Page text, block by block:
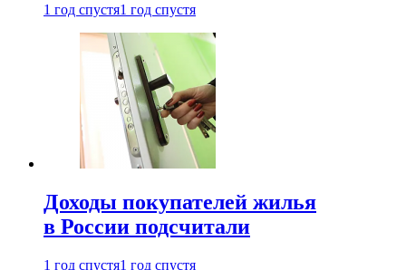
1 год спустя1 год спустя
Доходы покупателей жилья
в России подсчитали
1 год спустя1 год спустя